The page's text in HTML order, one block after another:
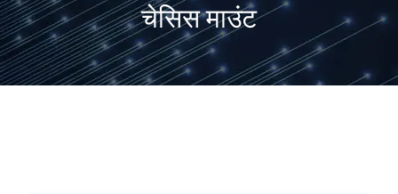
चेसिस माउंट